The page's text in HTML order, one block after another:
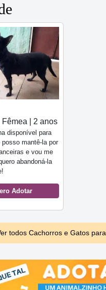
Fêmea | 2 anos
disponível para
posso mantê-la por
e vou me
abandoná-la
Adotar
todos Cachorros e Gatos para